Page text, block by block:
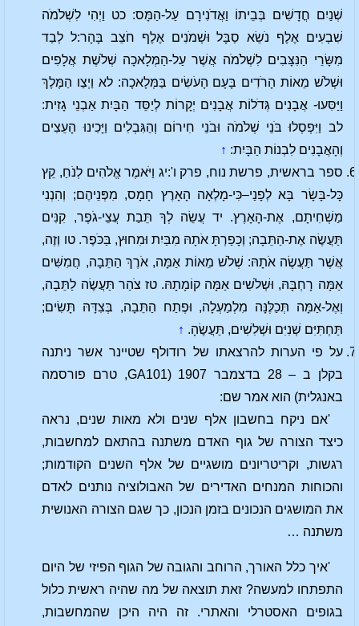
שְׁנַיִם חֳדָשִׁים בְּבֵיתוֹ וַאֲדֹנִירָם עַל-הַמָּס: כט וַיְהִי לִשְׁלֹמֹה
שִׁבְעִים אֶלֶף נֹשֵׂא סַבָּל וּשְׁמֹנִים אֶלֶף חֹצֵב בָּהָר:ל לְבַד
מִשָּׂרֵי הַנִּצָּבִים לִשְׁלֹמֹה אֲשֶׁר עַל-הַמְּלָאכָה שְׁלֹשֶׁת אֲלָפִים
וּשְׁלֹשׁ מֵאוֹת הָרֹדִים בָּעָם הָעֹשִׂים בַּמְּלָאכָה: לא וַיְצַו הַמֶּלֶךְ
וַיַּסִּעוּ- אֲבָנִים גְּדֹלוֹת אֲבָנִים יְקָרוֹת לְיַסֵּד הַבָּיִת אַבְנֵי גָזִית:
לב וַיִּפְסְלוּ בֹּנֵי שְׁלֹמֹה וּבֹנֵי חִירוֹם וְהַגִּבְלִים וַיָּכִינוּ הָעֵצִים
וְהָאֲבָנִים לִבְנוֹת הַבָּיִת: ↑
ספר בראשית, פרשת נוח, פרק ו':יג וַיֹּאמֶר אֱלֹהִים לְנֹחַ, קֵץ
כָּל-בָּשָׂר בָּא לְפָנַי–כִּי-מָלְאָה הָאָרֶץ חָמָס, מִפְּנֵיהֶם; וְהִנְנִי
מַשְׁחִיתָם, אֶת-הָאָרֶץ. יד עֲשֵׂה לְךָ תֵּבַת עֲצֵי-גֹפֶר, קִנִּים
תַּעֲשֶׂה אֶת-הַתֵּבָה; וְכָפַרְתָּ אֹתָהּ מִבַּיִת וּמִחוּץ, בַּכֹּפֶר. טו וְזֶה,
אֲשֶׁר תַּעֲשֶׂה אֹתָהּ: שְׁלֹשׁ מֵאוֹת אַמָּה, אֹרֶךְ הַתֵּבָה, חֲמִשִּׁים
אַמָּה רָחְבָּהּ, וּשְׁלֹשִׁים אַמָּה קוֹמָתָהּ. טז צֹהַר תַּעֲשֶׂה לַתֵּבָה,
וְאֶל-אַמָּה תְּכַלֶּנָּה מִלְמַעְלָה, וּפֶתַח הַתֵּבָה, בְּצִדָּהּ תָּשִׂים;
תַּחְתִּיִּם שְׁנִיִּם וּשְׁלִשִׁים, תַּעֲשֶׂהָ. ↑
על פי הערות להרצאתו של רודולף שטיינר אשר ניתנה
בקלן ב – 28 בדצמבר 1907 (GA101, טרם פורסמה
באנגלית) הוא אמר שם:
'אם ניקח בחשבון אלף שנים ולא מאות שנים, נראה
כיצד הצורה של גוף האדם משתנה בהתאם למחשבות,
רגשות, וקריטריונים מושגיים של אלף השנים הקודמות;
והכוחות המנחים האדירים של האבולוציה נותנים לאדם
את המושגים הנכונים בזמן הנכון, כך שגם הצורה האנושית
משתנה …
'איך כלל האורך, הרוחב והגובה של הגוף הפיזי של היום
התפתחו למעשה? זאת תוצאה של מה שהיה ראשית כלול
בגופים האסטרלי והאתרי. זה היה היכן שהמחשבות,